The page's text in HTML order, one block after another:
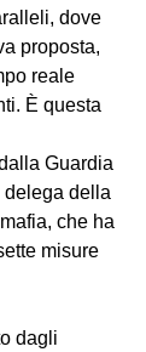
dove
proposta,
reale
È questa
Guardia
della
che ha
misure
dagli